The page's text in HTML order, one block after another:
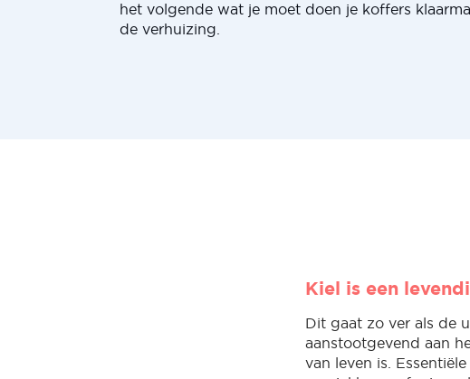
het volgende wat je moet doen je koffers
de verhuizing.
Kiel is een
Dit gaat zo ver als de
aanstootgevend aan
van leven is.